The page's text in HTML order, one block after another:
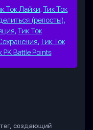
Ток Лайки,Тик Ток
(репосты),
,Тик Ток
,Тик Ток
PK Battle Points
создающий